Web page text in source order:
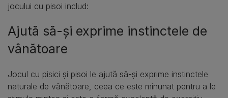
jocului cu pisoi includ:
Ajută să-și exprime instinctele de
vânătoare
Jocul cu pisici și pisoi le ajută să-și exprime instinctele
naturale de vânătoare, ceea ce este minunat pentru a le